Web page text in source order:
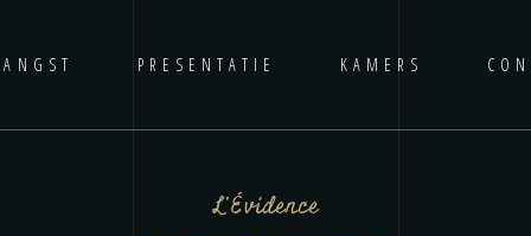
PRESENTATIE KAMERS
L'Évidence